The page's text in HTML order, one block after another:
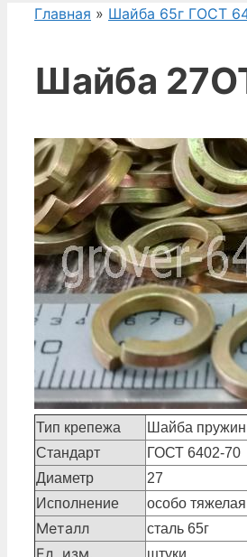
Главная » Шайба 65г ГОСТ
Шайба
Тип крепежа
Шайба
Стандарт
ГОСТ 6402-70
Диаметр
27
Исполнение
особо тяжелая
Металл сталь 65г